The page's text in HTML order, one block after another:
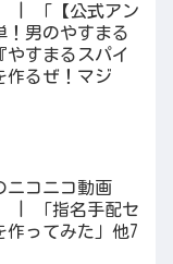
| 「【公式アン
！男のやすまる
やすまるスパイ
作るぜ！マジ
ニコニコ動画
| 「指名手配セ
作ってみた」他7